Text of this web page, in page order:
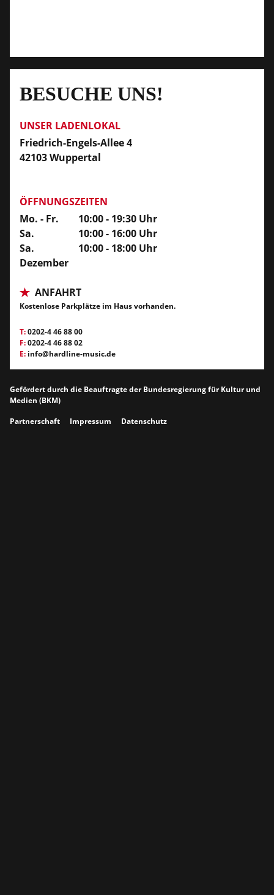
BESUCHE UNS!
UNSER LADENLOKAL
Friedrich-Engels-Allee 4
42103 Wuppertal
ÖFFNUNGSZEITEN
Mo. - Fr.
10:00 - 19:30 Uhr
Sa.
10:00 - 16:00 Uhr
Sa.
Dezember
10:00 - 18:00 Uhr
ANFAHRT
Kostenlose Parkplätze im Haus vorhanden.
T:0202-4 46 88 00
F:0202-4 46 88 02
E: info@hardline-music.de
Gefördert durch die Beauftragte der Bundesregierung für Kultur und
Medien (BKM)
Partnerschaft
Impressum Datenschutz